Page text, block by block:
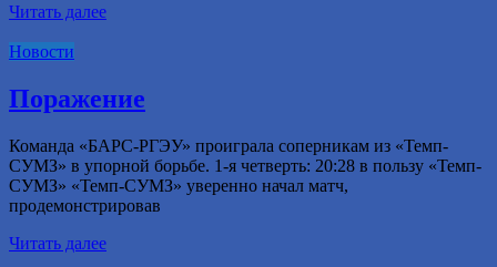
Читать далее
Новости
Поражение
Команда «БАРС-РГЭУ» проиграла соперникам из «Темп-
СУМЗ» в упорной борьбе. 1-я четверть: 20:28 в пользу «Темп-
СУМЗ» «Темп-СУМЗ» уверенно начал матч,
продемонстрировав
Читать далее